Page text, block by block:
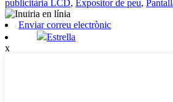
publicitària LCD, Expositor de peu,
Enviar correu electrònic
Estrella
x